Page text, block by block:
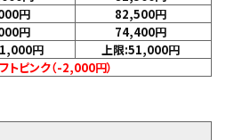
円 82,500円
円 74,400円
円 上限:51,000円
トピンク（-2,000円）